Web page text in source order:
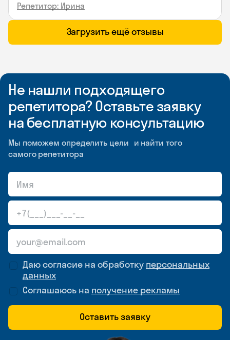
Репетитор: Ирина
Загрузить ещё отзывы
Не нашли подходящего
репетитора? Оставьте заявку
на бесплатную консультацию
Мы поможем определить цели и найти того
самого репетитора
Даю согласие на обработку персональных
данных
Соглашаюсь на получение рекламы
Оставить заявку